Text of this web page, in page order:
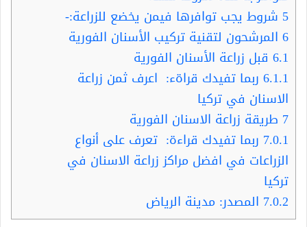
5 شروط يجب توافرها فيمن يخضع للزراعة:-
6 المرشحون لتقنية تركيب الأسنان الفورية
6.1 قبل زراعة الأسنان الفورية
6.1.1 ربما تفيدك قراةء: اعرف ثمن زراعة
الاسنان في تركيا
7 طريقة زراعة الاسنان الفورية
7.0.1 ربما تفيدك قراءة: تعرف على أنواع
الزراعات في افضل مراكز زراعة الاسنان في
تركيا
7.0.2 المصدر: مدينة الرياض